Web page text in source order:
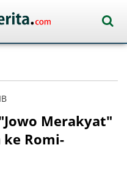
Merakyat"
ke Romi-